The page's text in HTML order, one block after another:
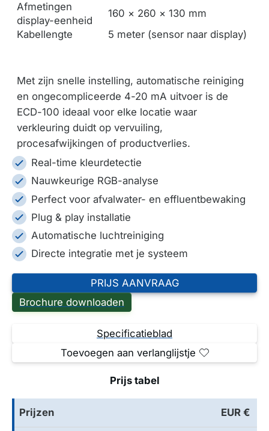
Afmetingen
display-eenheid
160 × 260 × 130 mm
Kabellengte
5 meter (sensor naar display)
Met zijn snelle instelling, automatische reiniging
en ongecompliceerde 4-20 mA uitvoer is de
ECD-100 ideaal voor elke locatie waar
verkleuring duidt op vervuiling,
procesafwijkingen of productverlies.
Real-time kleurdetectie
Nauwkeurige RGB-analyse
Perfect voor afvalwater- en effluentbewaking
Plug & play installatie
Automatische luchtreiniging
Directe integratie met je systeem
PRIJS AANVRAAG
Brochure downloaden
Specificatieblad
Toevoegen aan verlanglijstje
Prijs tabel
Prijzen EUR €